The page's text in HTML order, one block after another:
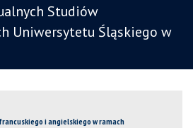
Studiów
Uniwersytetu Śląskiego w
i angielskiego w ramach